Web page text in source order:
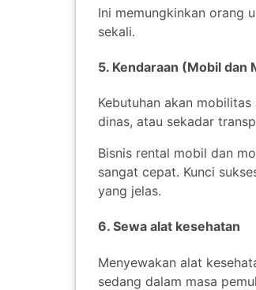
Ini memungkinkan orang
sekali.
5. Kendaraan (Mobil dan
Kebutuhan akan
dinas, atau sekadar
Bisnis rental mobil dan
sangat cepat. Kunci
yang jelas.
6. Sewa alat kesehatan
Menyewakan alat
sedang dalam masa